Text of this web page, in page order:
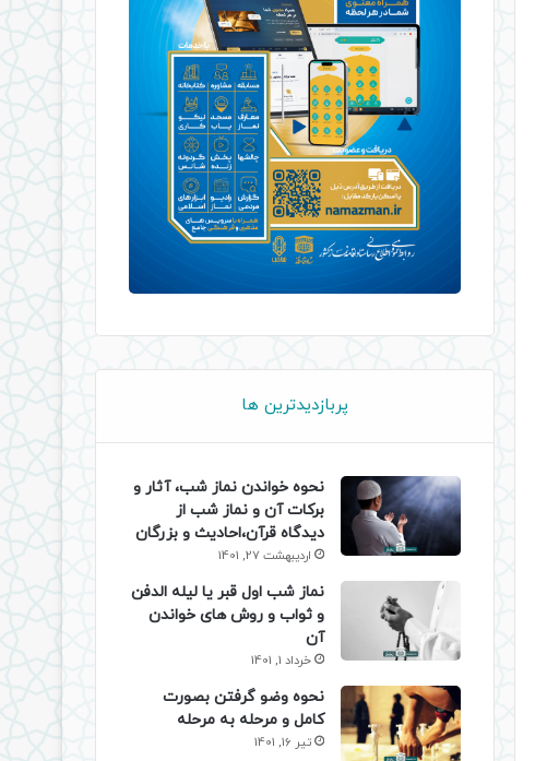
پربازدیدترین ها
نحوه خواندن نماز شب، آثار و
برکات آن و نماز شب از
دیدگاه قرآن،احادیث و بزرگان
اردیبهشت 27, 1401
نماز شب اول قبر یا لیله الدفن
و ثواب و روش های خواندن
آن
خرداد 1, 1401
نحوه وضو گرفتن بصورت
کامل و مرحله به مرحله
تیر 16, 1401